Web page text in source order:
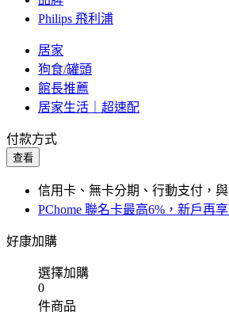
Philips 飛利浦
居家
狗食/罐頭
館長推薦
居家生活｜超速配
付款方式
查看
信用卡、無卡分期、行動支付，
PChome 聯名卡最高6%，新戶再
好康加購
選擇加購
0
件商品